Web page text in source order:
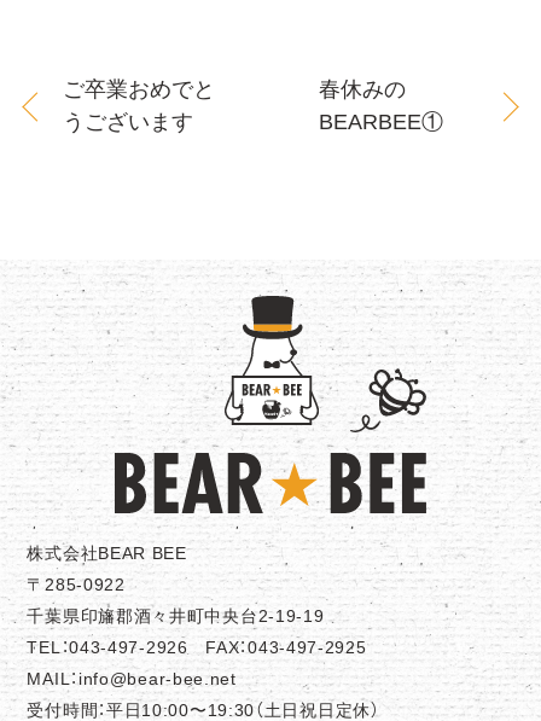
ご卒業おめでと
うございます
春休みの
BEARBEE①
株式会社BEAR BEE
〒285-0922
千葉県印旛郡酒々井町中央台2-19-19
TEL：043-497-2926 FAX：043-497-2925
MAIL：info@bear-bee.net
受付時間：平日10:00〜19:30（土日祝日定休）